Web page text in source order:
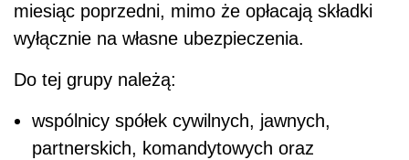
miesiąc poprzedni, mimo że opłacają składki
wyłącznie na własne ubezpieczenia.
Do tej grupy należą:
wspólnicy spółek cywilnych, jawnych,
partnerskich, komandytowych oraz